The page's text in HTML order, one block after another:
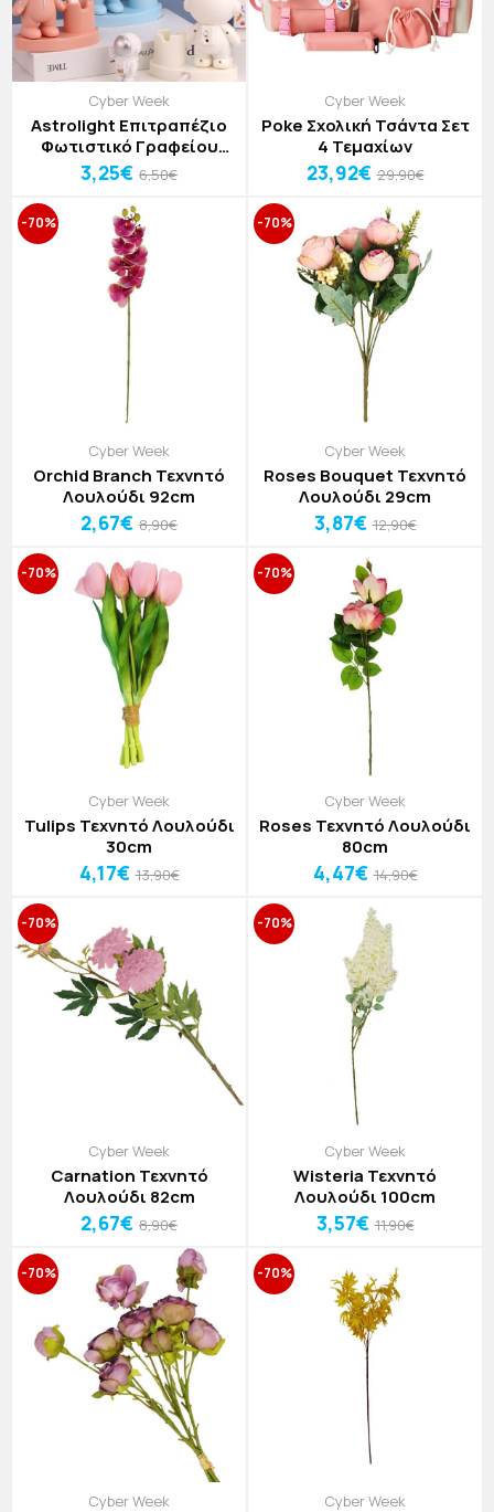
Cyber Week
Astrolight Επιτραπέζιο
Φωτιστικό Γραφείου
Μικρός Αστροναύτης
3,25€ 6,50€
Cyber Week
Poke Σχολική Τσάντα Σετ
4 Τεμαχίων
23,92€ 29,90€
-70%
Cyber Week
Orchid Branch Τεχνητό
Λουλούδι 92cm
2,67€ 8,90€
-70%
Cyber Week
Roses Bouquet Τεχνητό
Λουλούδι 29cm
3,87€ 12,90€
-70%
Cyber Week
Tulips Τεχνητό Λουλούδι
30cm
4,17€ 13,90€
-70%
Cyber Week
Roses Τεχνητό Λουλούδι
80cm
4,47€ 14,90€
-70%
Cyber Week
Carnation Τεχνητό
Λουλούδι 82cm
2,67€ 8,90€
-70%
Cyber Week
Wisteria Τεχνητό
Λουλούδι 100cm
3,57€ 11,90€
-70%
Cyber Week
-70%
Cyber Week